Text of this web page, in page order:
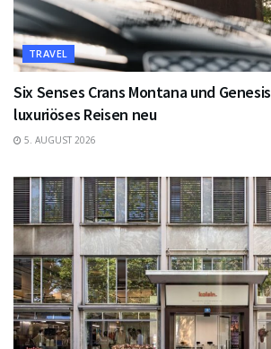
TRAVEL
Six Senses Crans Montana und
luxuriöses Reisen neu
5. AUGUST 2026